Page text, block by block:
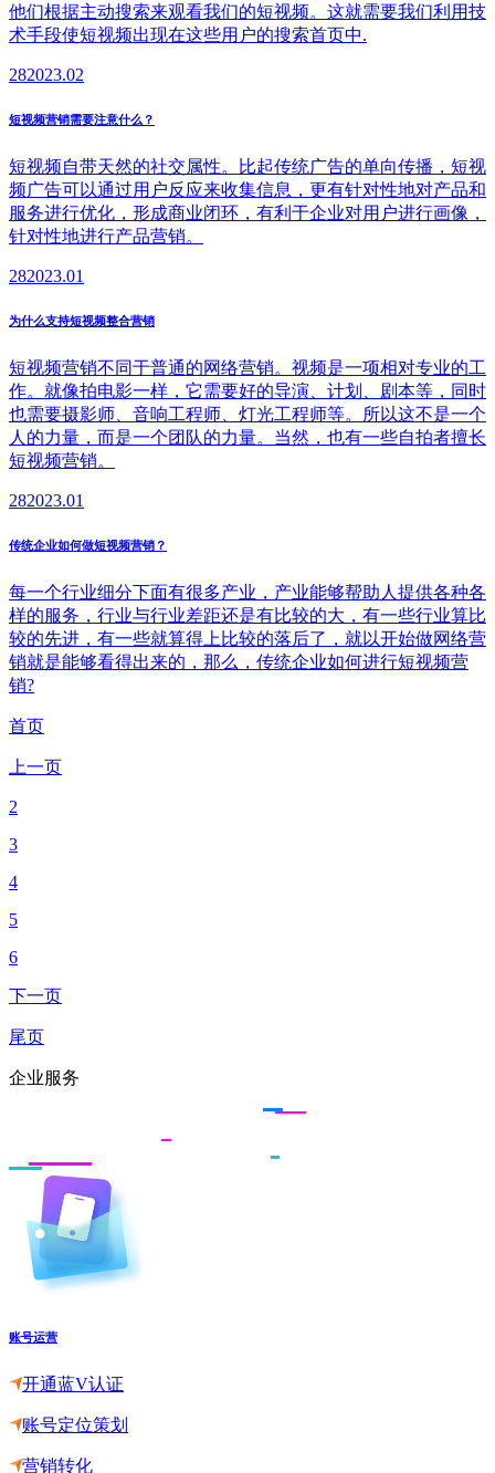
他们根据主动搜索来观看我们的短视频。这就需要我们利用技
术手段使短视频出现在这些用户的搜索首页中.
282023.02
短视频营销需要注意什么？
短视频自带天然的社交属性。比起传统广告的单向传播，短视
频广告可以通过用户反应来收集信息，更有针对性地对产品和
服务进行优化，形成商业闭环，有利于企业对用户进行画像，
针对性地进行产品营销。
282023.01
为什么支持短视频整合营销
短视频营销不同于普通的网络营销。视频是一项相对专业的工
作。就像拍电影一样，它需要好的导演、计划、剧本等，同时
也需要摄影师、音响工程师、灯光工程师等。所以这不是一个
人的力量，而是一个团队的力量。当然，也有一些自拍者擅长
短视频营销。
282023.01
传统企业如何做短视频营销？
每一个行业细分下面有很多产业，产业能够帮助人提供各种各
样的服务，行业与行业差距还是有比较的大，有一些行业算比
较的先进，有一些就算得上比较的落后了，就以开始做网络营
销就是能够看得出来的，那么，传统企业如何进行短视频营
销?
首页
上一页
2
3
4
5
6
下一页
尾页
企业服务
账号运营
开通蓝V认证
账号定位策划
营销转化